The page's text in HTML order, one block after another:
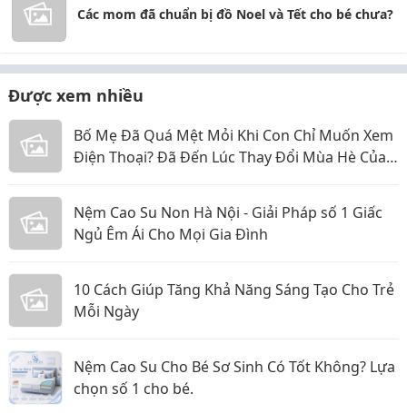
Các mom đã chuẩn bị đồ Noel và Tết cho bé chưa?
Được xem nhiều
Bố Mẹ Đã Quá Mệt Mỏi Khi Con Chỉ Muốn Xem
Điện Thoại? Đã Đến Lúc Thay Đổi Mùa Hè Của
Nệm Cao Su Non Hà Nội - Giải Pháp số 1 Giấc
Ngủ Êm Ái Cho Mọi Gia Đình
10 Cách Giúp Tăng Khả Năng Sáng Tạo Cho Trẻ
Mỗi Ngày
Nệm Cao Su Cho Bé Sơ Sinh Có Tốt Không? Lựa
chọn số 1 cho bé.